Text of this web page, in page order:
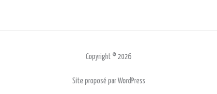
Copyright © 2026
Site proposé par WordPress